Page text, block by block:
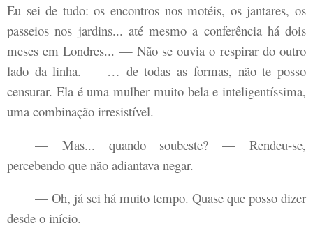
Eu sei de tudo: os encontros nos motéis, os jantares, os
passeios nos jardins... até mesmo a conferência há dois
meses em Londres... — Não se ouvia o respirar do outro
lado da linha. — … de todas as formas, não te posso
censurar. Ela é uma mulher muito bela e inteligentíssima,
uma combinação irresistível.
— Mas... quando soubeste? — Rendeu-se,
percebendo que não adiantava negar.
— Oh, já sei há muito tempo. Quase que posso dizer
desde o início.